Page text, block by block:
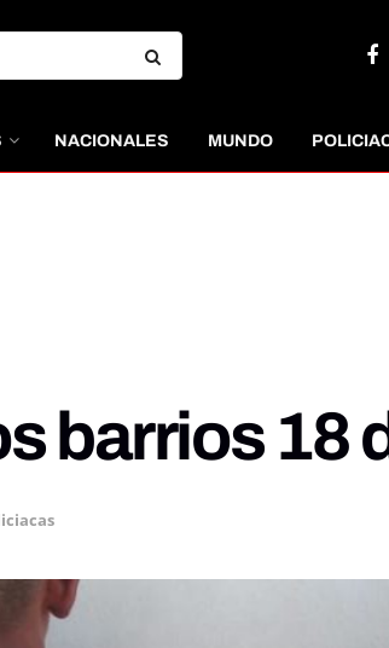
NACIONALES MUNDO
barrios 18